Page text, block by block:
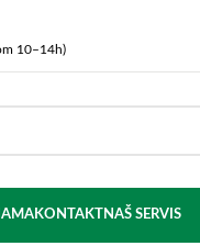
10–14h)
KONTAKTNAŠ SERVIS